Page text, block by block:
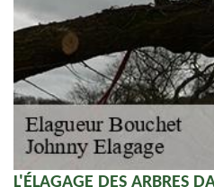
L'ÉLAGAGE DES ARBRES